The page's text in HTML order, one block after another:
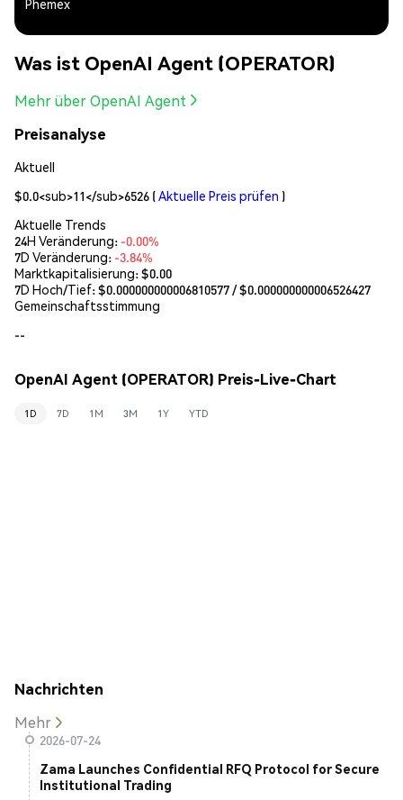
Phemex
Was ist OpenAI Agent (OPERATOR)
Mehr über OpenAI Agent
Preisanalyse
Aktuell
$0.0<sub>11</sub>6526 ( Aktuelle Preis prüfen )
Aktuelle Trends
24H Veränderung: -0.00%
7D Veränderung: -3.84%
Marktkapitalisierung:$0.00
7D Hoch/Tief: $0.000000000006810577 / $0.000000000006526427
Gemeinschaftsstimmung
--
OpenAI Agent (OPERATOR) Preis-Live-Chart
1D 7D 1M 3M 1Y YTD
Nachrichten
Mehr
2026-07-24
Zama Launches Confidential RFQ Protocol for Secure
Institutional Trading